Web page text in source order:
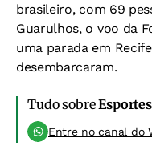
brasileiro, com 69
Guarulhos, o voo da
uma parada em
desembarcaram.
Tudo sobreEsportes
Entre no canal do